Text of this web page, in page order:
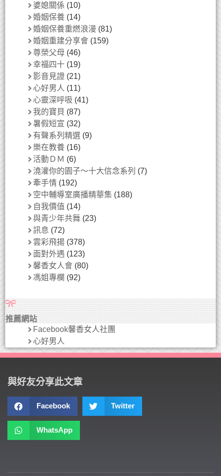
婆媳關係 (10)
婚姻保養 (14)
婚姻保養重燃浪漫 (81)
婚姻重建分享會 (159)
尊榮父母 (46)
幸福四十 (19)
影音見證 (21)
心好男人 (11)
心靈深呼吸 (41)
我的寶貝 (87)
暑假短宣 (32)
有聲系列精選 (9)
樂在教養 (16)
活動ＤＭ (6)
澆灌你的園子～十大信念系列 (7)
牽手情 (192)
空中輔導室廣播精華集 (188)
自我價值 (14)
與青少年共舞 (23)
訊息 (72)
雲彩飛揚 (378)
面對外遇 (123)
馨香女人會 (80)
馮姐專欄 (92)
推薦網站
Facebook馨香女人社團
心好男人
與好友分享此文章
Facebook Twitter
WhatsApp